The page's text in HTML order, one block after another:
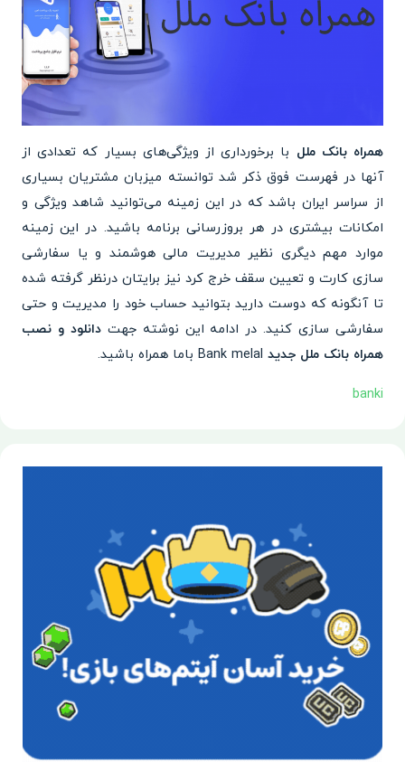
همراه بانک ملل با برخورداری از ویژگی‌های بسیار که تعدادی از
آنها در فهرست فوق ذکر شد توانسته میزبان مشتریان بسیاری
از سراسر ایران باشد که در این زمینه می‌توانید شاهد ویژگی و
امکانات بیشتری در هر بروزرسانی برنامه باشید. در این زمینه
موارد مهم دیگری نظیر مدیریت مالی هوشمند و یا سفارشی
سازی کارت و تعیین سقف خرج کرد نیز برایتان درنظر گرفته شده
تا آنگونه که دوست دارید بتوانید حساب خود را مدیریت و حتی
سفارشی سازی کنید. در ادامه این نوشته جهتدانلود و نصب
همراه بانک ملل جدید
banki